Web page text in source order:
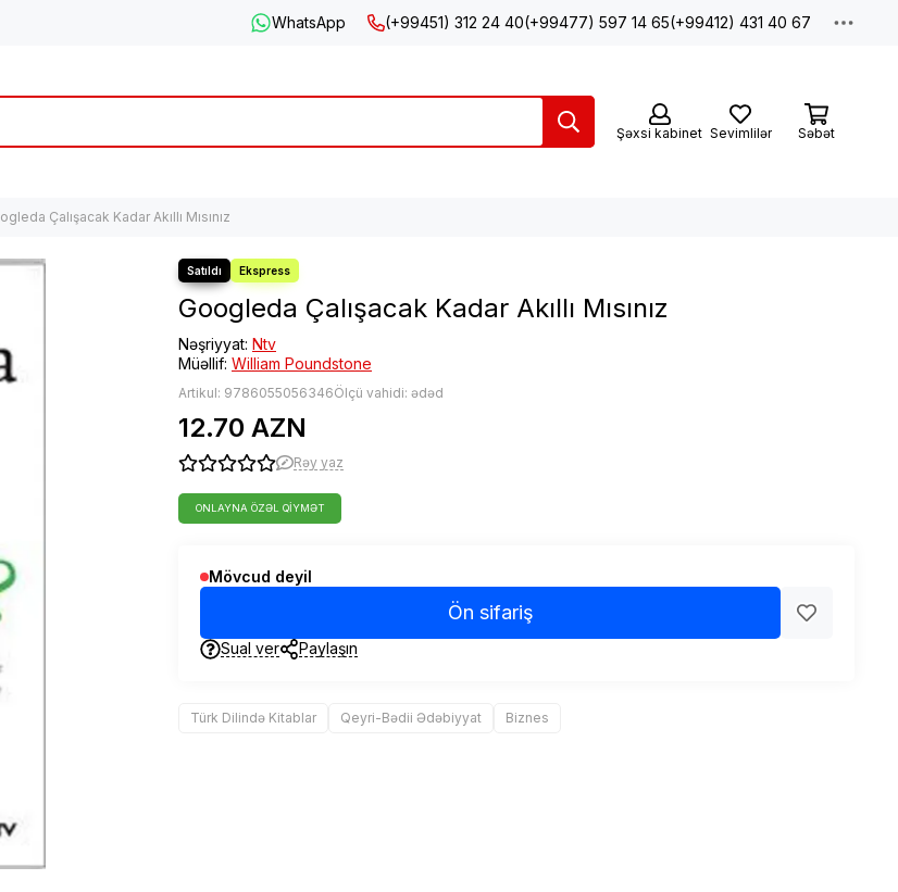
WhatsApp (+99451) 312 24 40(+99477) 597 14 65(+99412) 431 40 67
Şəxsi kabinet Sevimlilər Səbət
Çalışacak Kadar Akıllı Mısınız
Googleda Çalışacak Kadar Akıllı Mısınız
Nəşriyyat: Ntv
Müəllif: William Poundstone
Artikul: 9786055056346Ölçü vahidi: ədəd
12.70 AZN
Rəy yaz
ONLAYNA ÖZƏL QIYMƏT
Mövcud deyil
Ön sifariş
Sual ver Paylaşın
Türk Dilində Kitablar Qeyri-Bədii Ədəbiyyat Biznes